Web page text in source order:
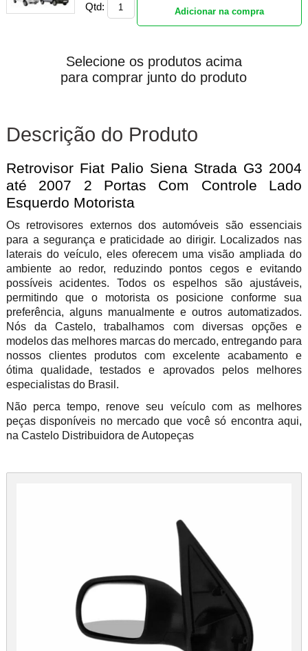
Qtd:
Adicionar na compra
Selecione os produtos acima
para comprar junto do produto
Descrição do Produto
Retrovisor Fiat Palio Siena Strada G3 2004
até 2007 2 Portas Com Controle Lado
Esquerdo Motorista
Os retrovisores externos dos automóveis são essenciais
para a segurança e praticidade ao dirigir. Localizados nas
laterais do veículo, eles oferecem uma visão ampliada do
ambiente ao redor, reduzindo pontos cegos e evitando
possíveis acidentes. Todos os espelhos são ajustáveis,
permitindo que o motorista os posicione conforme sua
preferência, alguns manualmente e outros automatizados.
Nós da Castelo, trabalhamos com diversas opções e
modelos das melhores marcas do mercado, entregando para
nossos clientes produtos com excelente acabamento e
ótima qualidade, testados e aprovados pelos melhores
especialistas do Brasil.
Não perca tempo, renove seu veículo com as melhores
peças disponíveis no mercado que você só encontra aqui,
na Castelo Distribuidora de Autopeças